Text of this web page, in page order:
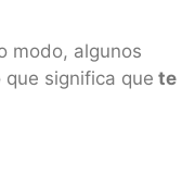
modo, algunos
significa que te